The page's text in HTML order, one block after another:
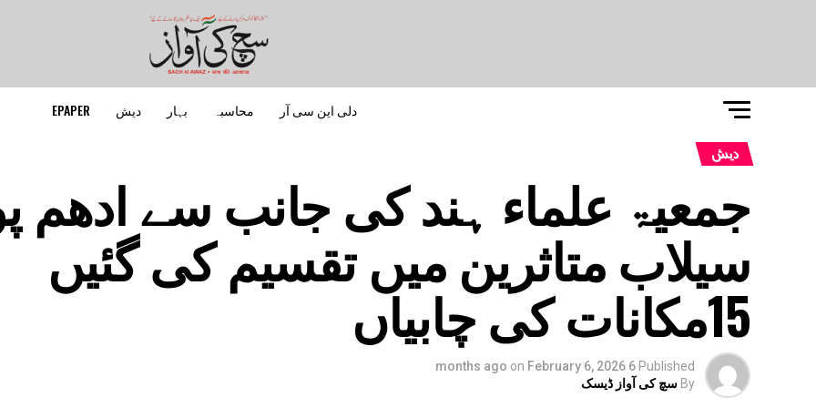
دلی این سی آر محاسبہ بہار دیش EPAPER
دیش
جمعیۃ علماء ہند کی جانب سے ادھم
سیلاب متاثرین میں تقسیم کی گئیں
15مکانات کی چابیاں
Published
6 months ago
on February 6, 2026
By سچ کی آواز ڈیسک